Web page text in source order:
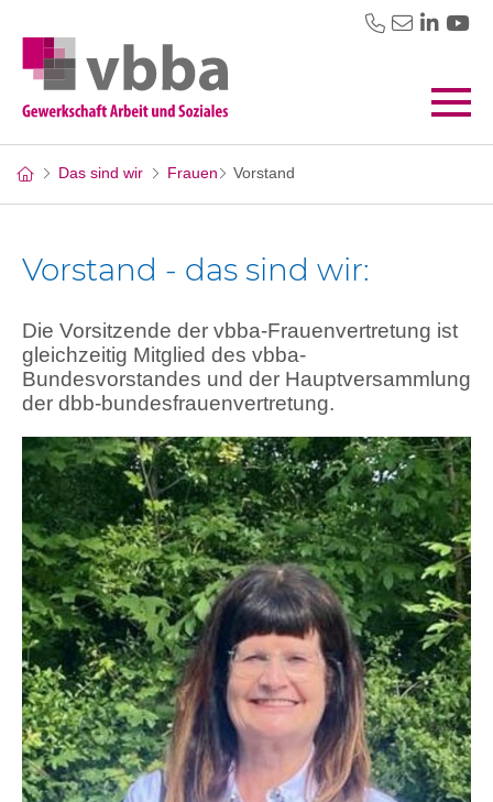
Das sind wir Frauen Vorstand
Vorstand - das sind wir:
Die Vorsitzende der vbba-Frauenvertretung ist
gleichzeitig Mitglied des vbba-
Bundesvorstandes und der Hauptversammlung
der dbb-bundesfrauenvertretung.